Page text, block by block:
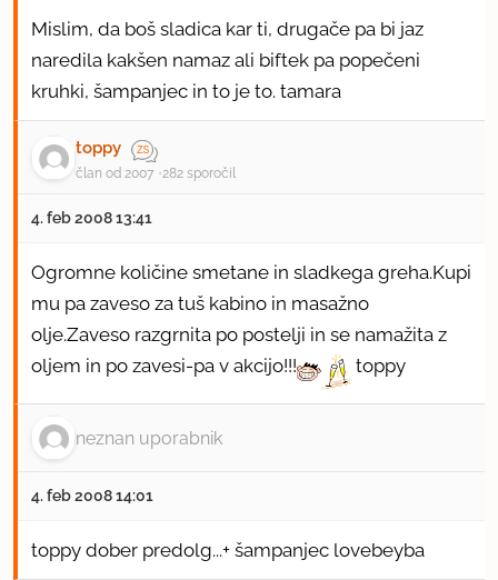
Mislim, da boš sladica kar ti, drugače pa bi jaz
naredila kakšen namaz ali biftek pa popečeni
kruhki, šampanjec in to je to. tamara
toppy
član od 2007 282 sporočil
4. feb 2008 13:41
Ogromne količine smetane in sladkega greha.Kupi
mu pa zaveso za tuš kabino in masažno
olje.Zaveso razgrnita po postelji in se namažita z
oljem in po zavesi-pa v akcijo!!!
toppy
neznan uporabnik
4. feb 2008 14:01
toppy dober predolg...+ šampanjec lovebeyba